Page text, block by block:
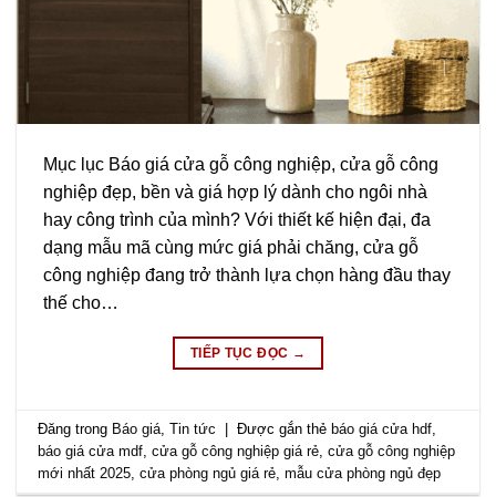
Mục lục Báo giá cửa gỗ công nghiệp, cửa gỗ công
nghiệp đẹp, bền và giá hợp lý dành cho ngôi nhà
hay công trình của mình? Với thiết kế hiện đại, đa
dạng mẫu mã cùng mức giá phải chăng, cửa gỗ
công nghiệp đang trở thành lựa chọn hàng đầu thay
thế cho…
TIẾP TỤC ĐỌC →
Đăng trong Báo giá ,Tin tức | Được gắn thẻbáo giá cửa hdf
báo giá cửa mdf ,cửa gỗ công nghiệp giá rẻ ,cửa gỗ công nghiệp
mới nhất 2025 ,cửa phòng ngủ giá rẻ ,mẫu cửa phòng ngủ đẹp